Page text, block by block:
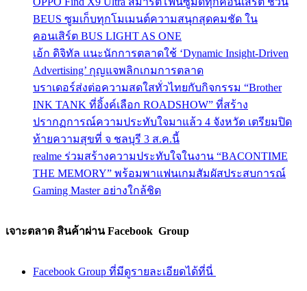
BEUS ซูมเก็บทุกโมเมนต์ความสนุกสุดคมชัด ใน
คอนเสิร์ต BUS LIGHT AS ONE
เอ้ก ดิจิทัล แนะนักการตลาดใช้ ‘Dynamic Insight-Driven
Advertising’ กุญแจพลิกเกมการตลาด
บราเดอร์ส่งต่อความสดใสทั่วไทยกับกิจกรรม “Brother
INK TANK ที่อิ้งค์เลือก ROADSHOW” ที่สร้าง
ปรากฏการณ์ความประทับใจมาแล้ว 4 จังหวัด เตรียมปิด
ท้ายความสุขที่ จ ชลบุรี 3 ส.ค.นี้
realme ร่วมสร้างความประทับใจในงาน “BACONTIME
THE MEMORY” พร้อมพาแฟนเกมสัมผัสประสบการณ์
Gaming Master อย่างใกล้ชิด
เจาะตลาด สินค้าผ่าน Facebook Group
Facebook Group ที่มีดูรายละเอียดได้ที่นี่